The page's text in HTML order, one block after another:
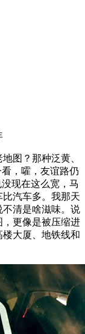
图？那种泛黄、
，嚯，友谊路仍
现在这么宽，马
汽车多。我那天
清是啥滋味。说
，更像是被压缩进
大厦、地铁线和